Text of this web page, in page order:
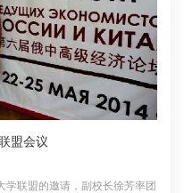
盟会议
联盟的邀请，副校长徐芳率团